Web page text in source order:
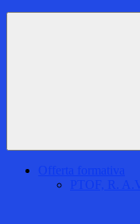
Offerta formativa
PTOF, R.